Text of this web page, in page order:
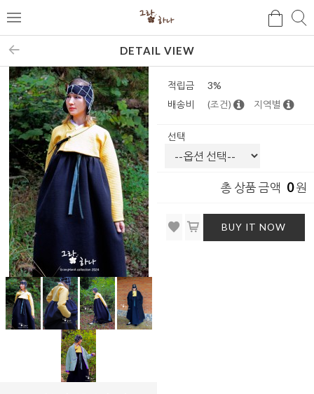
메
뉴
색
검
DETAIL VIEW
적립금
3%
배송비
(조건) 지역별
선택
총 상품 금액 0원
BUY IT NOW